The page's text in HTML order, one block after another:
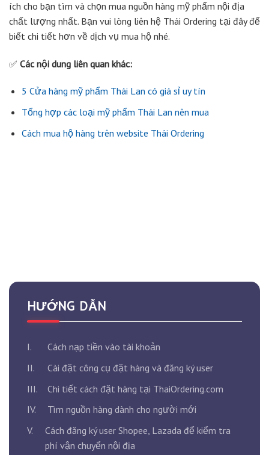
ích cho bạn tìm và chọn mua nguồn hàng mỹ phẩm nội địa
chất lượng nhất. Bạn vui lòng liên hệ Thái Ordering tại đây để
biết chi tiết hơn về dịch vụ mua hộ nhé.
✅ Các nội dung liên quan khác:
5 Cửa hàng mỹ phẩm Thái Lan có giá sỉ uy tín
Tổng hợp các loại mỹ phẩm Thái Lan nên mua
Cách mua hộ hàng trên website Thái Ordering
HƯỚNG DẪN
I.
Cách nạp tiền vào tài khoản
II.
Cài đặt công cụ đặt hàng và đăng ký user
III.
Chi tiết cách đặt hàng tại ThaiOrdering.com
IV.
Tìm nguồn hàng dành cho người mới
V.
Cách đăng ký user Shopee, Lazada để kiểm tra
phí vận chuyển nội địa